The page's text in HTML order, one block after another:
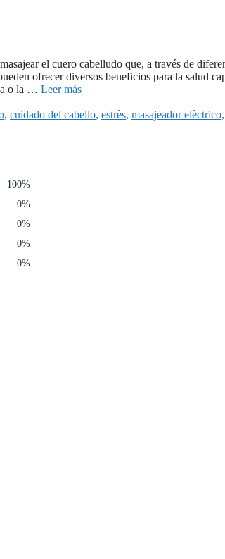
el cuero cabelludo que, a través de
ofrecer diversos beneficios para la salud
o la … Leer más
, cuidado del cabello, estrès, masajeador elèctrico,
100%
0%
0%
0%
0%